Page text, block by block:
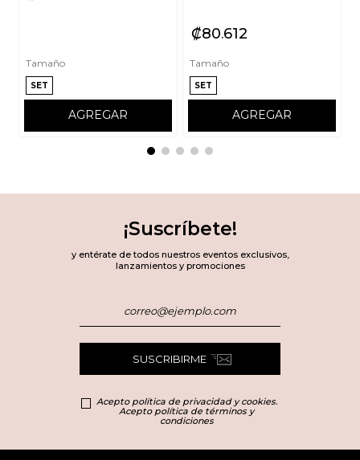
Tamaño
SET
AGREGAR
₡80 612
Tamaño
SET
AGREGAR
¡Suscríbete!
y entérate de todos nuestros eventos exclusivos,
lanzamientos y promociones
SUSCRIBIRME
Acepto política de privacidad y cookies.
Acepto política de términos y
condiciones